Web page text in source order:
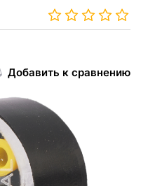
Добавить к сравнению